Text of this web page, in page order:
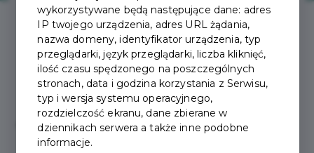
Restauracje partnerskie
Poznaj kulinarną mapę Gdańska i pozwól
poprowadzić się przez labirynt wykwintnych
restauracji, klimatycznych bistro, stref street food
oraz kawiarni. W gdańskim menu znajdziesz
wykorzystywane będą następujące dane: adres
IP twojego urządzenia, adres URL żądania,
nazwa domeny, identyfikator urządzenia, typ
przeglądarki, język przeglądarki, liczba kliknięć,
ilość czasu spędzonego na poszczególnych
stronach, data i godzina korzystania z Serwisu,
typ i wersja systemu operacyjnego,
rozdzielczość ekranu, dane zbierane w
dziennikach serwera a także inne podobne
informacje.